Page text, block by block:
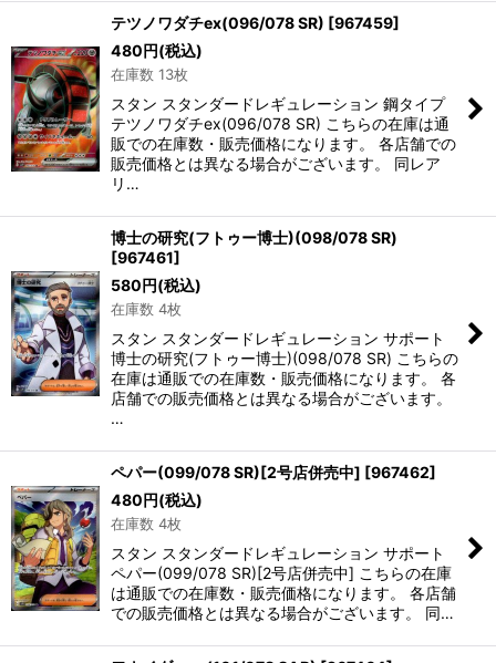
テツノワダチex(096/078 SR) [967459]
480円(税込)
在庫数 13枚
スタン スタンダードレギュレーション 鋼タイプ
テツノワダチex(096/078 SR) こちらの在庫は通
販での在庫数・販売価格になります。 各店舗での
販売価格とは異なる場合がございます。 同レア
リ…
博士の研究(フトゥー博士)(098/078 SR)
[967461]
580円(税込)
在庫数 4枚
スタン スタンダードレギュレーション サポート
博士の研究(フトゥー博士)(098/078 SR) こちらの
在庫は通販での在庫数・販売価格になります。 各
店舗での販売価格とは異なる場合がございます。
…
ペパー(099/078 SR)[2号店併売中] [967462]
480円(税込)
在庫数 4枚
スタン スタンダードレギュレーション サポート
ペパー(099/078 SR)[2号店併売中] こちらの在庫
は通販での在庫数・販売価格になります。 各店舗
での販売価格とは異なる場合がございます。 同…